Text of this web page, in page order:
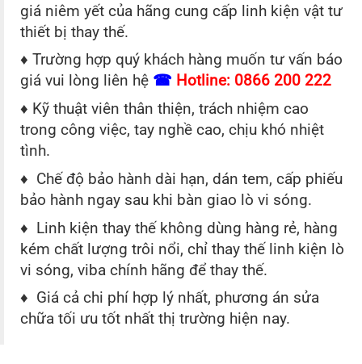
giá niêm yết của hãng cung cấp linh kiện vật tư
thiết bị thay thế.
♦ Trường hợp quý khách hàng muốn tư vấn báo
giá vui lòng liên hệ ☎ Hotline: 0866 200 222
♦ Kỹ thuật viên thân thiện, trách nhiệm cao
trong công việc, tay nghề cao, chịu khó nhiệt
tình.
♦ Chế độ bảo hành dài hạn, dán tem, cấp phiếu
bảo hành ngay sau khi bàn giao lò vi sóng.
♦ Linh kiện thay thế không dùng hàng rẻ, hàng
kém chất lượng trôi nổi, chỉ thay thế linh kiện lò
vi sóng, viba chính hãng để thay thế.
♦ Giá cả chi phí hợp lý nhất, phương án sửa
chữa tối ưu tốt nhất thị trường hiện nay.